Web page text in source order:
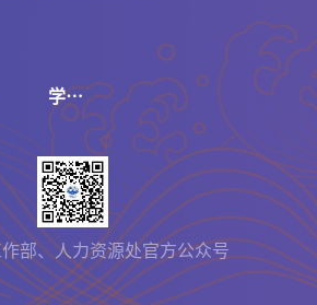
学校
官网
部、人力资源处官方公众号